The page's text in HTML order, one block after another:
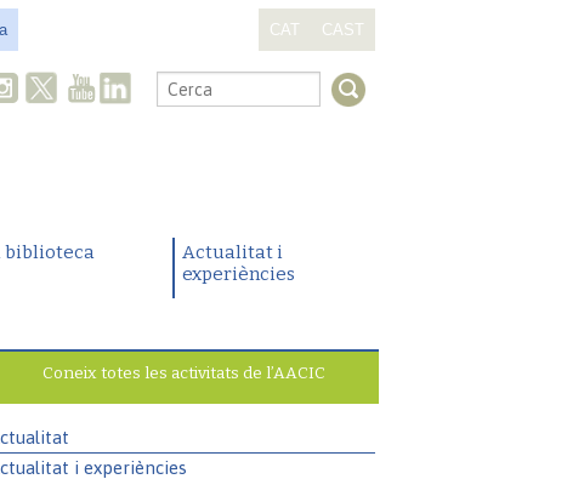
CAT CAST
.
biblioteca
Actualitat i
experiències
Coneix totes les activitats de l’AACIC
i experiències